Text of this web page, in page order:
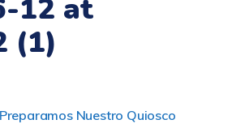
12 at
(1)
Preparamos Nuestro Quiosco